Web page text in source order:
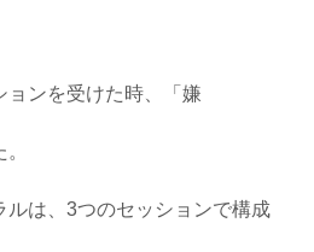
ョンを受けた時、「嫌
ルは、3つのセッションで構成